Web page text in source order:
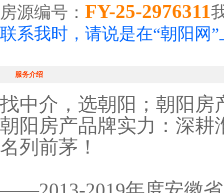
房源编号： FY-25-2976311
联系我时，请说是在“朝阳网
服务介绍
找中介，选朝阳；朝阳房
朝阳房产品牌实力：深耕
名列前茅！